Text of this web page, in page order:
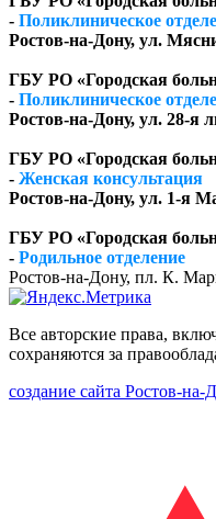
- Поликлиническое
Ростов-на-Дону, ул.
ГБУ РО «Городская
- Поликлиническое
Ростов-на-Дону, ул. 28-я
ГБУ РО «Городская
- Женская консультация
Ростов-на-Дону, ул. 1-я
ГБУ РО «Городская
- Родильное отделение
Ростов-на-Дону, пл. К.
Все авторские права,
сохраняются за
создание сайта Ростов-на-